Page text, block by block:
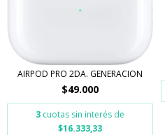
AIRPOD PRO 2DA. GENERACION
$49.000
3 cuotas sin interés de
$16.333,33